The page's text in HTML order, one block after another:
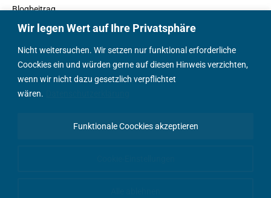
Wir legen Wert auf Ihre Privatsphäre
Nicht weitersuchen. Wir setzen nur funktional erforderliche
Coockies ein und würden gerne auf diesen Hinweis verzichten,
wenn wir nicht dazu gesetzlich verpflichtet
wären.
Funktionale Coockies akzeptieren
Blogbeitrag
Fachbücher
Marktreport
Podcasts
Positionspapier
English Content